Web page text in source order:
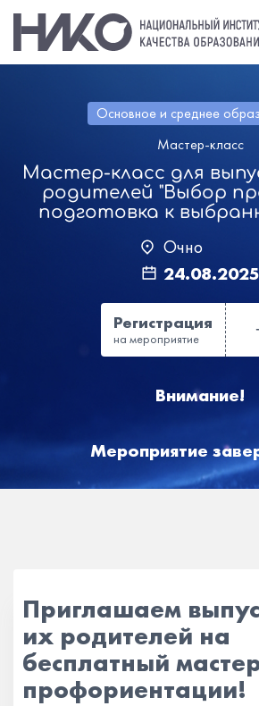
Основное и среднее
Мастер-класс
Мастер-класс для
родителей "Выбор
подготовка к
Очно
24.08.2025
Регистрация
на мероприятие
Внимание!
Мероприятие
Приглашаем
их родителей на
бесплатный